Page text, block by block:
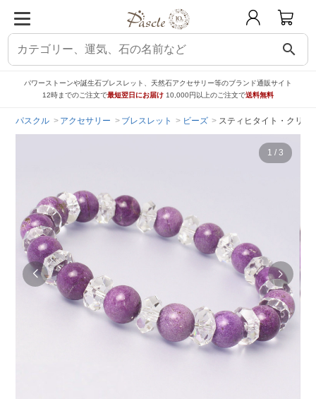
search
パワーストーンや誕生石ブレスレット、天然石アクセサリー等のブランド通販サイト
12時までのご注文で最短翌日にお届け 10,000円以上のご注文で送料無料
パスクル アクセサリー ブレスレット ビーズ スティヒタイト・クリス
1 / 3